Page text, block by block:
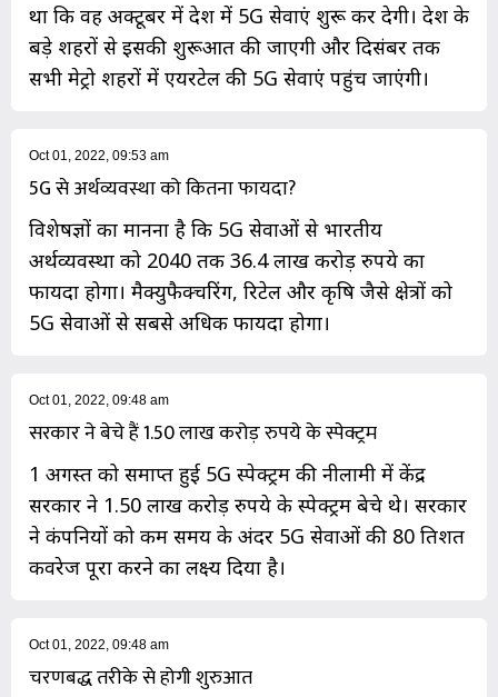
था कि वह अक्टूबर में देश में 5G सेवाएं शुरू कर देगी। देश के
बड़े शहरों से इसकी शुरूआत की जाएगी और दिसंबर तक
सभी मेट्रो शहरों में एयरटेल की 5G सेवाएं पहुंच जाएंगी।
Oct 01, 2022, 09:53 am
5G से अर्थव्यवस्था को कितना फायदा?
विशेषज्ञों का मानना है कि 5G सेवाओं से भारतीय
अर्थव्यवस्था को 2040 तक 36.4 लाख करोड़ रुपये का
फायदा होगा। मैक्युफैक्चरिंग, रिटेल और कृषि जैसे क्षेत्रों को
5G सेवाओं से सबसे अधिक फायदा होगा।
Oct 01, 2022, 09:48 am
सरकार ने बेचे हैं 1.50 लाख करोड़ रुपये के स्पेक्ट्रम
1 अगस्त को समाप्त हुई 5G स्पेक्ट्रम की नीलामी में केंद्र
सरकार ने 1.50 लाख करोड़ रुपये के स्पेक्ट्रम बेचे थे। सरकार
ने कंपनियों को कम समय के अंदर 5G सेवाओं की 80 प्रतिशत
कवरेज पूरा करने का लक्ष्य दिया है।
Oct 01, 2022, 09:48 am
चरणबद्ध तरीके से होगी शुरुआत